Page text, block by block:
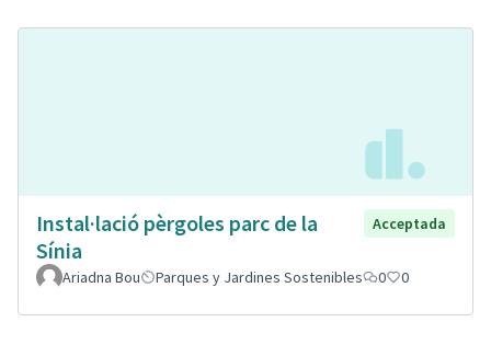
Instal·lació pèrgoles parc de la
Sínia
Acceptada
Ariadna Bou Parques y Jardines Sostenibles 0 0